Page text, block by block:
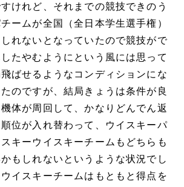
けれど、それまでの競技できのう
ームが全国（全日本学生選手権）
れないとなっていたので競技がで
たやむようにという風には思って
ばせるようなコンディションにな
のですが、結局きょうは条件が良
体が周回して、かなりどんでん返
位が入れ替わって、ウイスキーパ
キーウイスキーチームもどちらも
もしれないというような状況でし
イスキーチームはもともと得点を